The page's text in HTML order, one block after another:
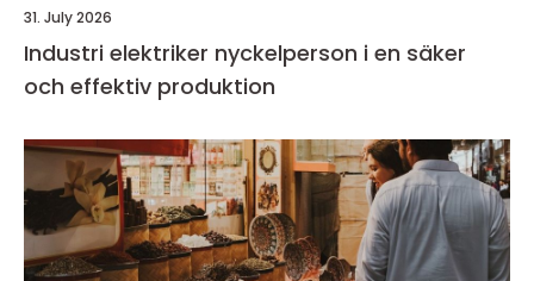
31. July 2026
Industri elektriker nyckelperson i en säker
och effektiv produktion